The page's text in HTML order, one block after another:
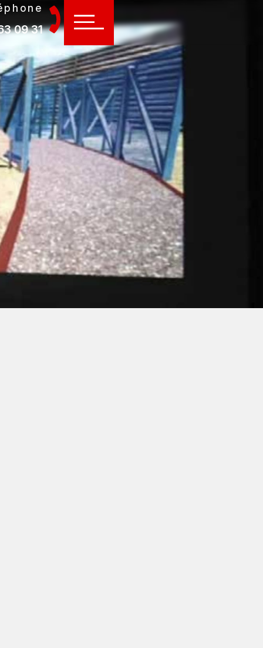
09 31